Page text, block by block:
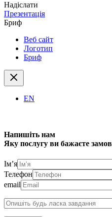
Надіслати
Презентація
Бриф
Веб сайт
Логотип
Бриф
EN
Напишіть нам
Яку послугу ви бажаєте
Ім’я
Телефон
email